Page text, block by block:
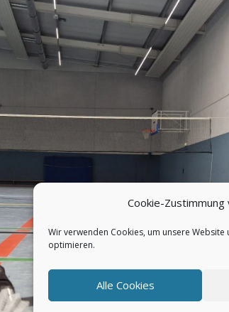
Cookie-
Wir verwenden Cookies, um unsere Website
optimieren.
Alle Cookies